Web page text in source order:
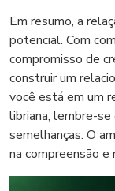
Em resumo, a
potencial. Com
compromisso de
construir um
você está em um
libriana, lembre-se
semelhanças. O
na compreensão e